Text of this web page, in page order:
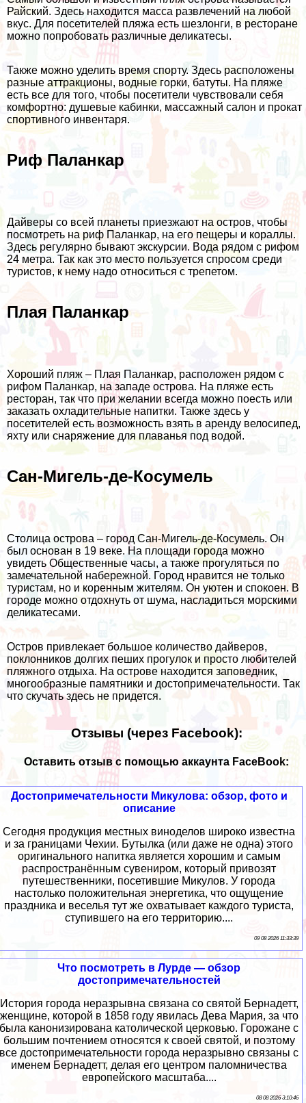
Райский. Здесь находится масса развлечений на любой
вкус. Для посетителей пляжа есть шезлонги, в ресторане
можно попробовать различные деликатесы.
Также можно уделить время спорту. Здесь расположены
разные аттракционы, водные горки, батуты. На пляже
есть все для того, чтобы посетители чувствовали себя
комфортно: душевые кабинки, массажный салон и прокат
спортивного инвентаря.
Риф Паланкар
Дайверы со всей планеты приезжают на остров, чтобы
посмотреть на риф Паланкар, на его пещеры и кораллы.
Здесь регулярно бывают экскурсии. Вода рядом с рифом
24 метра. Так как это место пользуется спросом среди
туристов, к нему надо относиться с трепетом.
Плая Паланкар
Хороший пляж – Плая Паланкар, расположен рядом с
рифом Паланкар, на западе острова. На пляже есть
ресторан, так что при желании всегда можно поесть или
заказать охладительные напитки. Также здесь у
посетителей есть возможность взять в аренду велосипед,
яхту или снаряжение для плаванья под водой.
Сан-Мигель-де-Косумель
Столица острова – город Сан-Мигель-де-Косумель. Он
был основан в 19 веке. На площади города можно
увидеть Общественные часы, а также прогуляться по
замечательной набережной. Город нравится не только
туристам, но и коренным жителям. Он уютен и спокоен. В
городе можно отдохнуть от шума, насладиться морскими
деликатесами.
Остров привлекает большое количество дайверов,
поклонников долгих пеших прогулок и просто любителей
пляжного отдыха. На острове находится заповедник,
многообразные памятники и достопримечательности. Так
что скучать здесь не придется.
Отзывы (через Facebook):
Оставить отзыв с помощью аккаунта FaceBook:
Достопримечательности Микулова: обзор, фото и
описание
Сегодня продукция местных виноделов широко известна
и за границами Чехии. Бутылка (или даже не одна) этого
оригинального напитка является хорошим и самым
распространённым сувениром, который привозят
путешественники, посетившие Микулов. У города
настолько положительная энергетика, что ощущение
праздника и веселья тут же охватывает каждого туриста,
ступившего на его территорию....
09 08 2026 11:33:39
Что посмотреть в Лурде — обзор
достопримечательностей
История города неразрывна связана со святой Бернадетт,
женщине, которой в 1858 году явилась Дева Мария, за что
была канонизирована католической церковью. Горожане с
большим почтением относятся к своей святой, и поэтому
все достопримечательности города неразрывно связаны с
именем Бернадетт, делая его центром паломничества
европейского масштаба....
08 08 2026 3:10:46